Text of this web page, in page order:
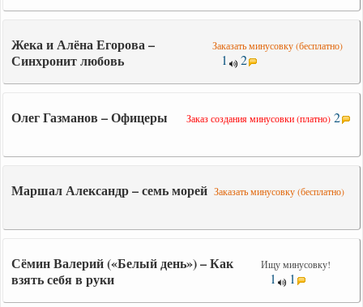
Жека и Алёна Егорова –
Синхронит любовь
Заказать минусовку (бесплатно)
1 2
Олег Газманов – Офицеры Заказ создания минусовки (платно) 2
Маршал Александр – семь морей Заказать минусовку (бесплатно)
Сёмин Валерий («Белый день») – Как
взять себя в руки
Ищу минусовку!
1 1